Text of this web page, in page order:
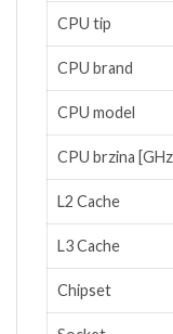
CPU tip
CPU brand
CPU model
CPU brzina
L2 Cache
L3 Cache
Chipset